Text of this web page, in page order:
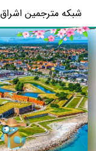
شبکه مترجمین اشراق